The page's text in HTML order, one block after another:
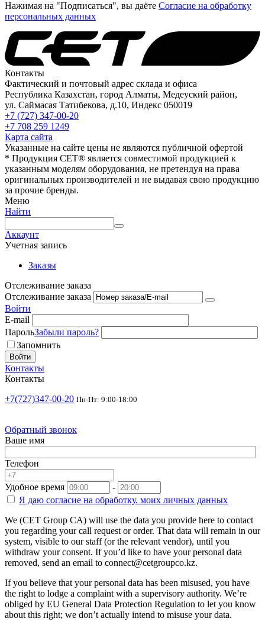
Нажимая на "Подписаться", вы даёте Согласие на обработку
персональных данных
Контакты
Фактический и почтовый адрес склада и офиса
Республика Казахстан, город Алматы, Медеуский район,
ул. Саймасая Татибекова, д.10, Индекс 050019
+7 (727) 347-00-20
+7 708 259 1249
Карта сайта
Указанные на сайте цены не являются публичной офертой
* Продукция СЕТ® является совместимой продукцией к
указанным моделям оборудования, не претендуя на права
оригинальных производителей и не выдавая свою продукцию
за прочие бренды.
Меню
Найти
Аккаунт
Учетная запись
Заказы
Отслеживание заказа
Отслеживание заказа
Войти
E-mail
ПарольЗабыли пароль?
Запомнить
Войти
Контакты
Контакты
+7(727)347-00-20 Пн-Пт: 9:00-18:00
Обратный звонок
Ваше имя
Телефон
Удобное время
-
Я даю согласие на обработку. моих личных данных
We (CET Group CA) will use the data you provide here to contact
you regarding your call request or order. That data will remain in our
system, visible to our staff (or the relevant vendor), until you
withdraw your consent. If you’d like to have your personal data
removed, send an email to connect@cetgroupco.kz.
If you believe that your personal data has been misused, you have
the right to lodge a complaint with a supervisory authority. We’re
obliged by EU General Data Protection Regulation to let you know
about this right; we don’t actually intend to misuse your data.